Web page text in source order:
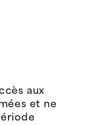
aux
et ne